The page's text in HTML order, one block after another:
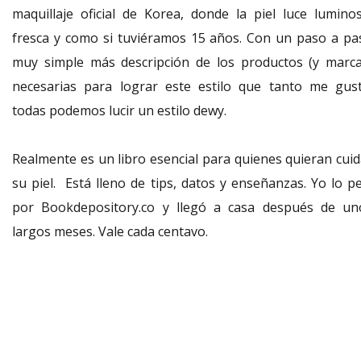
maquillaje oficial de Korea, donde la piel luce
fresca y como si tuviéramos 15 años. Con un paso a
muy simple más descripción de los productos (y
necesarias para lograr este estilo que tanto me
todas podemos lucir un estilo dewy.
Realmente es un libro esencial para quienes quieran
su piel. Está lleno de tips, datos y enseñanzas. Yo lo
por Bookdepository.co y llegó a casa después de
largos meses. Vale cada centavo.